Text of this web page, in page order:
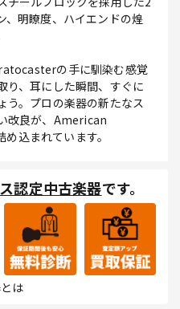
、明瞭度、ハイエンドの煌
の手に馴染む感覚
り、耳にした瞬間、すぐに
う。プロの楽器の新たなス
改良が、American
込まれています。
認定中古楽器です。
は